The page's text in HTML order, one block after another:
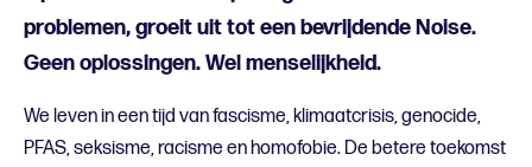
problemen, groeit uit tot een bevrijdende Noise.
Geen oplossingen. Wel menselijkheid.
We leven in een tijd van fascisme, klimaatcrisis, genocide,
PFAS, seksisme, racisme en homofobie. De betere toekomst